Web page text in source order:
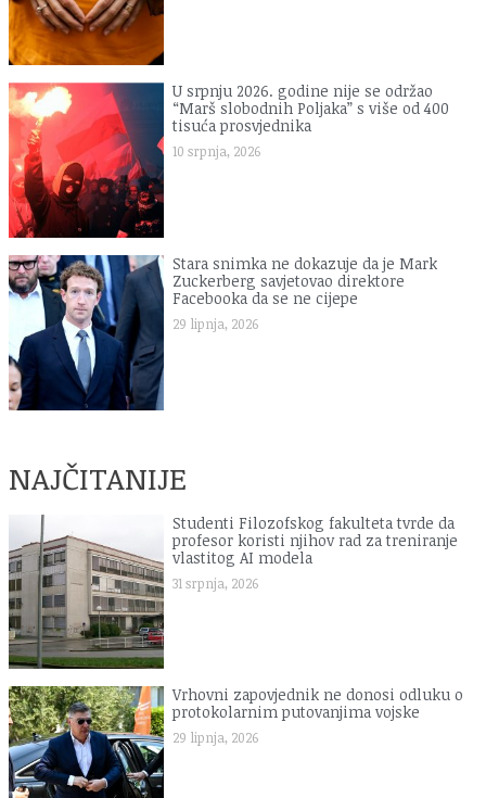
U srpnju 2026. godine nije se održao
“Marš slobodnih Poljaka” s više od 400
tisuća prosvjednika
10 srpnja, 2026
Stara snimka ne dokazuje da je Mark
Zuckerberg savjetovao direktore
Facebooka da se ne cijepe
29 lipnja, 2026
NAJČITANIJE
Studenti Filozofskog fakulteta tvrde da
profesor koristi njihov rad za treniranje
vlastitog AI modela
31 srpnja, 2026
Vrhovni zapovjednik ne donosi odluku o
protokolarnim putovanjima vojske
29 lipnja, 2026